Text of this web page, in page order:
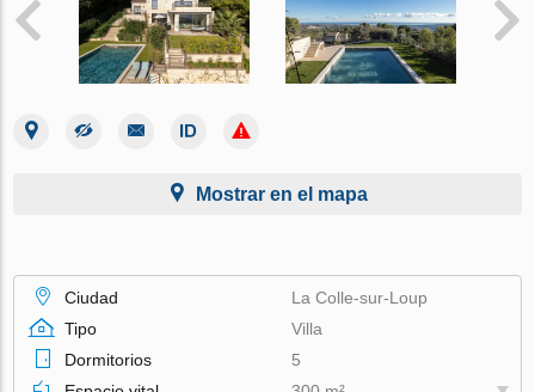
Mostrar en el mapa
Ciudad
La Colle-sur-Loup
Tipo
Villa
Dormitorios
5